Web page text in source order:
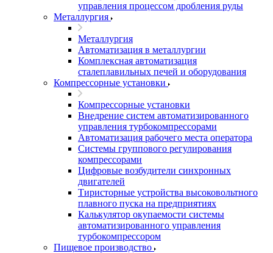
управления процессом дробления руды
Металлургия
Металлургия
Автоматизация в металлургии
Комплексная автоматизация
сталеплавильных печей и оборудования
Компрессорные установки
Компрессорные установки
Внедрение систем автоматизированного
управления турбокомпрессорами
Автоматизация рабочего места оператора
Системы группового регулирования
компрессорами
Цифровые возбудители синхронных
двигателей
Тиристорные устройства высоковольтного
плавного пуска на предприятиях
Калькулятор окупаемости системы
автоматизированного управления
турбокомпрессором
Пищевое производство